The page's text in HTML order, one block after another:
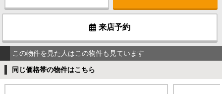
来店予約
この物件を見た人はこの物件も見ています
同じ価格帯の物件はこちら